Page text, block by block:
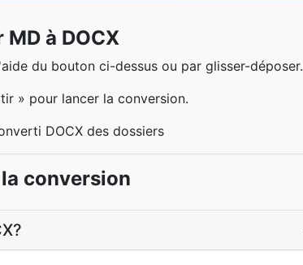
à DOCX
du bouton ci-dessus ou par glisser-déposer.
» pour lancer la conversion.
DOCX des dossiers
la conversion